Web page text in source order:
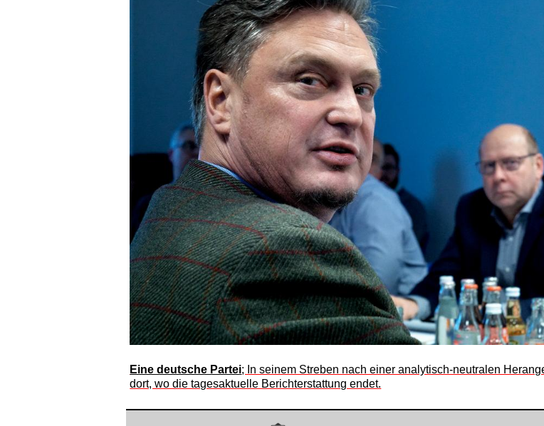
Eine deutsche Partei; In seinem Streben nach einer analytisch-neutralen
dort, wo die tagesaktuelle Berichterstattung endet.